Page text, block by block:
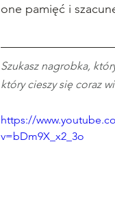
one pamięć i
Szukasz nagrobka,
który cieszy się coraz
https://
v=bDm9X_x2_3o